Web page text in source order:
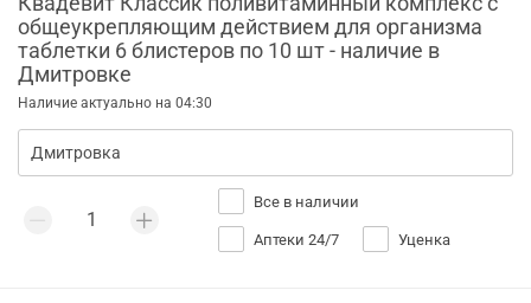
общеукрепляющим действием для организма
таблетки 6 блистеров по 10 шт - наличие в
Дмитровке
Наличие актуально на 04:30
Все в наличии
Аптеки 24/7 Уценка